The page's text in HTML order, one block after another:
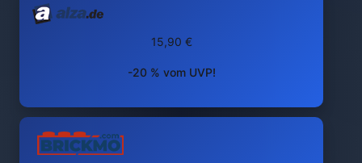
15,90 €
-20 % vom UVP!